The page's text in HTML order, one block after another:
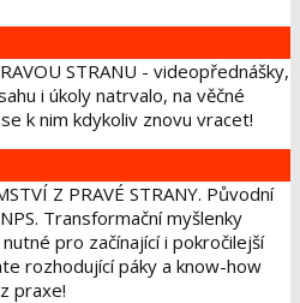
STRANU - videopřednášky,
i úkoly natrvalo, na věčné
k nim kdykoliv znovu vracet!
Z PRAVÉ STRANY. Původní
Transformační myšlenky
pro začínající i pokročilejší
rozhodující páky a know-how
praxe!